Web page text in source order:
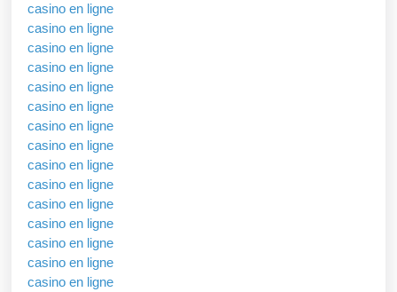
casino en ligne
casino en ligne
casino en ligne
casino en ligne
casino en ligne
casino en ligne
casino en ligne
casino en ligne
casino en ligne
casino en ligne
casino en ligne
casino en ligne
casino en ligne
casino en ligne
casino en ligne